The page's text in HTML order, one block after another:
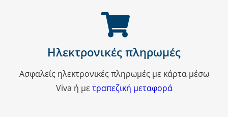
Ηλεκτρονικές πληρωμές
Ασφαλείς ηλεκτρονικές πληρωμές με κάρτα μέσω
Viva ή με τραπεζική μεταφορά